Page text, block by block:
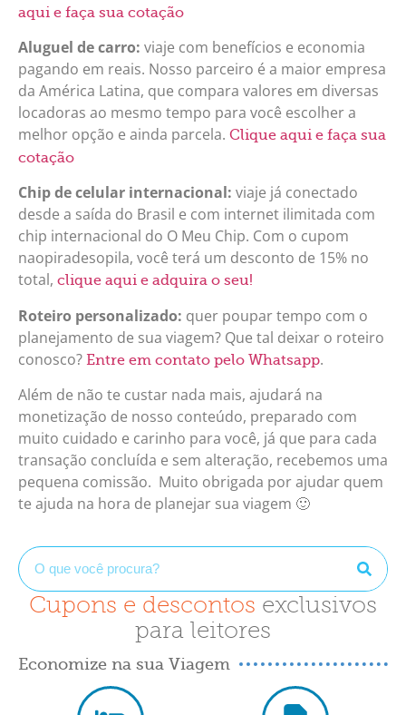
aqui e faça sua cotação
Aluguel de carro: viaje com benefícios e economia
pagando em reais. Nosso parceiro é a maior empresa
da América Latina, que compara valores em diversas
locadoras ao mesmo tempo para você escolher a
melhor opção e ainda parcela. Clique aqui e faça sua
cotação
Chip de celular internacional: viaje já conectado
desde a saída do Brasil e com internet ilimitada com
chip internacional do O Meu Chip. Com o cupom
naopiradesopila, você terá um desconto de 15% no
total, clique aqui e adquira o seu!
Roteiro personalizado: quer poupar tempo com o
planejamento de sua viagem? Que tal deixar o roteiro
conosco? Entre em contato pelo Whatsapp.
Além de não te custar nada mais, ajudará na
monetização de nosso conteúdo, preparado com
muito cuidado e carinho para você, já que para cada
transação concluída e sem alteração, recebemos uma
pequena comissão. Muito obrigada por ajudar quem
te ajuda na hora de planejar sua viagem 🙂
Cupons e descontos exclusivos
para leitores
Economize na sua Viagem